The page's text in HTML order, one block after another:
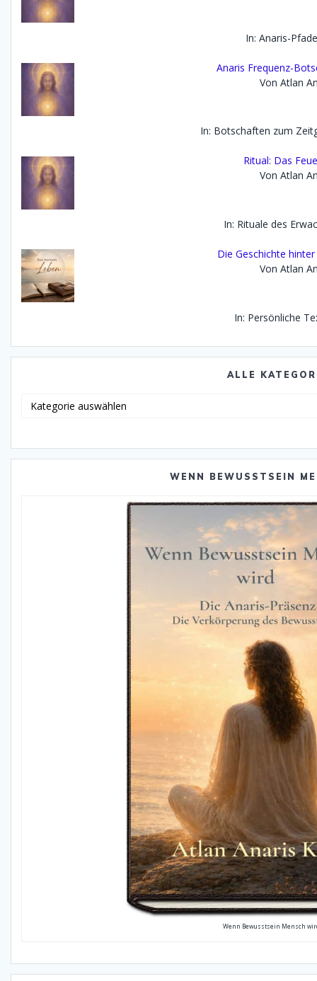
In: Anaris-Pfade
Anaris Frequenz-
Von Atlan
In: Botschaften zum
Ritual: Das
Von Atlan
In: Rituale des
Die Geschichte
Von Atlan
In: Persönliche
ALLE
WENN BEWUSSTSEIN
Wenn Bewusstsein Mensch